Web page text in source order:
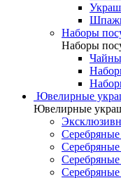
Наборы
Наборы
Ювелирные
Ювелирные
Серебряные
Серебряные